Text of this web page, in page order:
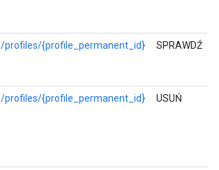
/profiles/{profile_permanent_id} SPRAWDŹ
/profiles/{profile_permanent_id} USUŃ